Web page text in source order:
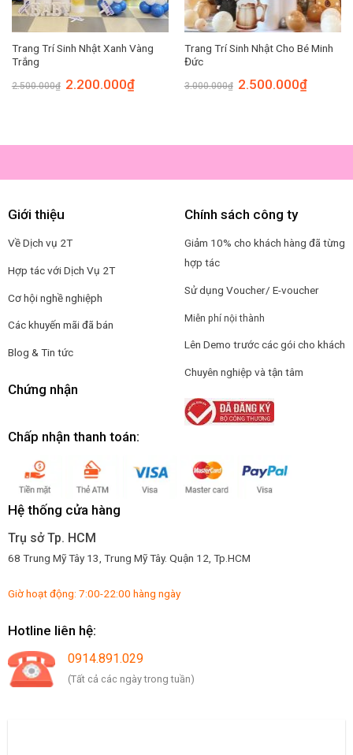
Trang Trí Sinh Nhật Xanh Vàng
Trắng
2.500.000₫ Original
price
2.200.000₫Current
Trang Trí Sinh Nhật Cho Bé Minh
Đức
3.000.000₫ Original
price
2.500.000₫Current
Giới thiệu
Về Dịch vụ 2T
Hợp tác với Dịch Vụ 2T
Cơ hội nghề nghiệph
Các khuyến mãi đã bán
Blog & Tin tức
Chứng nhận
Chính sách công ty
Giảm 10% cho khách hàng đã từng
hợp tác
Sử dụng Voucher/ E-voucher
Miễn phí nội thành
Lên Demo trước các gói cho khách
Chuyên nghiệp và tận tâm
Chấp nhận thanh toán:
Hệ thống cửa hàng
Trụ sở Tp. HCM
68 Trung Mỹ Tây 13, Trung Mỹ Tây. Quận 12, Tp.HCM
Giờ hoạt động: 7:00-22:00 hàng ngày
Hotline liên hệ:
0914.891.029
(Tất cả các ngày trong tuần)